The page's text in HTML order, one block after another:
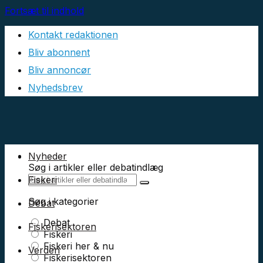
Fortsæt til indhold
Kontakt redaktionen
Bliv abonnent
Bliv annoncør
Nyhedsbrev
Søg i artikler eller debatindlæg
Søg i kategorier
Debat
Fiskeri
Fiskeri her & nu
Fiskerisektoren
Nyheder
Fiskeri
Debat
Fiskerisektoren
Verden